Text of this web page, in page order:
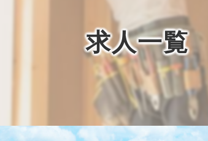
ビジョン
事業案内
求人一覧